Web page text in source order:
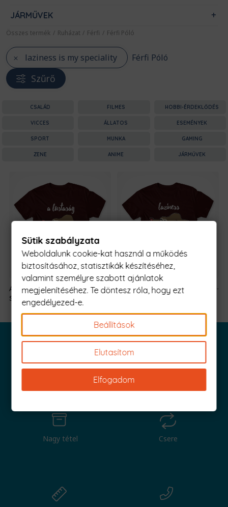
JÁRMŰVEK
Összes termék / Ruházat / Férfi / Férfi Póló
laziness is my speciality Férfi Póló
Szűrő
CSALÁD FILMES HOBBI-ÉRDEKLŐDÉS
VICCES ÁLLATOS ESEMÉNYEK
SPORT MUNKA GAMING
ZENE ANIME JÁRMŰVEK
A Lustaság a
Specialitásom
5990 Ft-
A Lustaság a
-
Iratkozz fel és küldjük is az 1000 Ft értékű kuponod!
Nagy tétel Csere
Sütik szabályzata
Weboldalunk cookie-kat használ a működés
biztosításához, statisztikák készítéséhez,
valamint személyre szabott ajánlatok
megjelenítéséhez. Te döntesz róla, hogy ezt
engedélyezed-e.
Beállítások
Elutasítom
Elfogadom